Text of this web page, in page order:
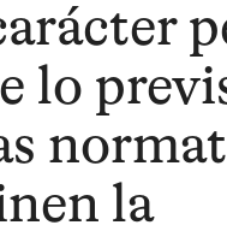
lo
la